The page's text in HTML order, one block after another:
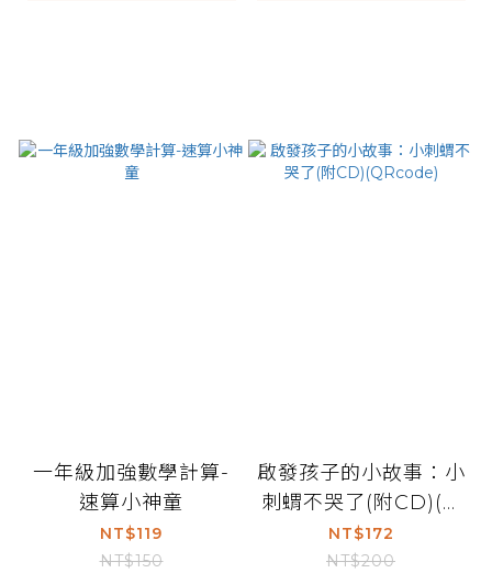
一年級加強數學計算-
速算小神童
NT$119
NT$150
啟發孩子的小故事：小
刺蝟不哭了(附CD)(Q
Rcode)
NT$172
NT$200